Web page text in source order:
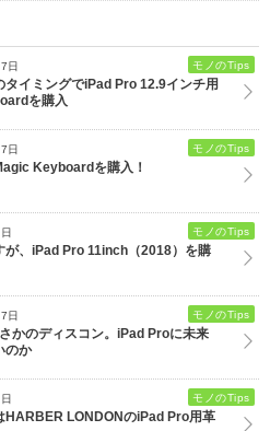
日 モノのTips
タイミングでiPad Pro 12.9インチ用
を購入
日 モノのTips
Keyboardを購入！
モノのTips
が、iPad Pro 11inch（2018）を購
日 モノのTips
かのディスコン。iPad Proに未来
のか
モノのTips
HARBER LONDONのiPad Pro用革